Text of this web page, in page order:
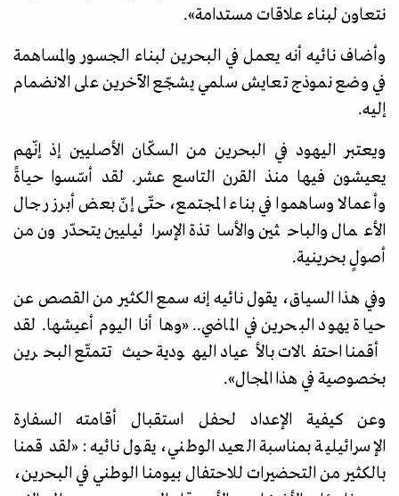
نتعاون لبناء علاقات مستدامة»
.
وأضاف نائيه أنه يعمل في البحرين لبناء الجسور والمساهمة
في وضع نموذج تعايش سلمي يشجّع الآخرين على الانضمام
إليه.
ويعتبر اليهود في البحرين من السكّان الأصليين إذ إنّهم
يعيشون فيها منذ القرن التاسع عشر. لقد أسّسوا حياةً
وأعمالا وساهموا في بناء المجتمع، حتّى إنّ بعض أبرز رجال
الأعمال والباحثين والأساتذة الإسرائيليين يتحدّرون من
أصولٍ بحرينية.
وفي هذا السياق، يقول نائيه إنه سمع الكثير من القصص عن
حياة يهود البحرين في الماضي..«وها أنا اليوم أعيشها. لقد
أقمنا احتفالات بالأعياد اليهودية حيث تتمتّع البحرين
بخصوصية في هذا المجال»
.
وعن كيفية الإعداد لحفل استقبال أقامته السفارة
الإسرائيلية بمناسبة العيد الوطني، يقول نائيه:«لقد قمنا
بالكثير من التحضيرات للاحتفال بيومنا الوطني في البحرين،